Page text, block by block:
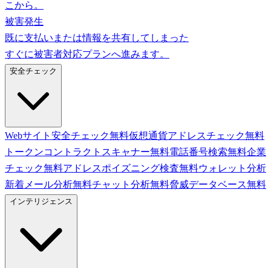
こから。
被害発生
既に支払いまたは情報を共有してしまった
すぐに被害者対応プランへ進みます。
安全チェック
Webサイト安全チェック無料仮想通貨アドレスチェック無料
トークンコントラクトスキャナー無料電話番号検索無料企業
チェック無料アドレスポイズニング検査無料ウォレット分析
新着 メール分析無料チャット分析無料脅威データベース無料
インテリジェンス